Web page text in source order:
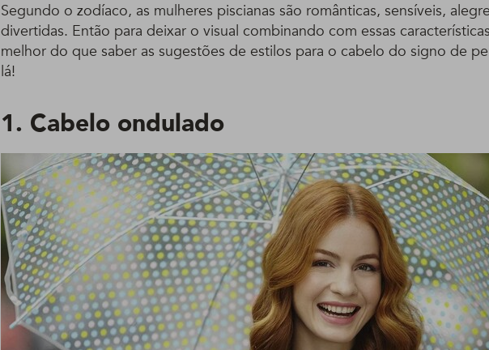
Segundo o zodíaco, as mulheres piscianas são românticas, sensíveis,
divertidas. Então para deixar o visual combinando com essas
melhor do que saber as sugestões de estilos para o cabelo do signo de
lá!
1. Cabelo ondulado